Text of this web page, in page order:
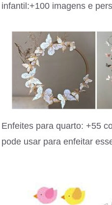
infantil:+100 imagens e
Enfeites para quarto: +55
pode usar para enfeitar